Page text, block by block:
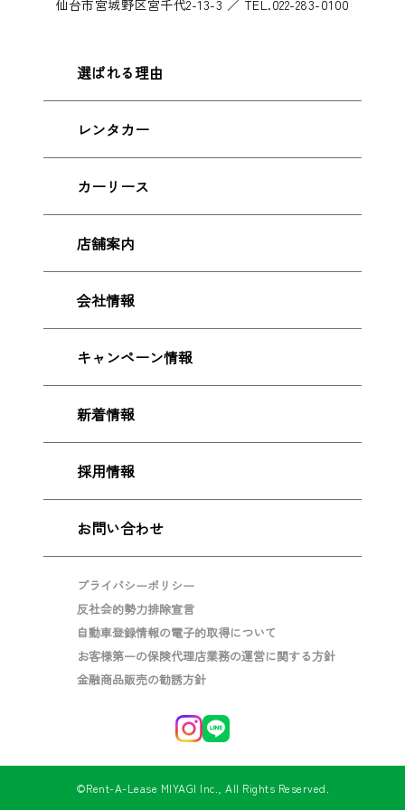
仙台市宮城野区宮千代2-13-3 ／ TEL.022-283-0100
選ばれる理由
レンタカー
カーリース
店舗案内
会社情報
キャンペーン情報
新着情報
採用情報
お問い合わせ
プライバシーポリシー
反社会的勢力排除宣言
自動車登録情報の電子的取得について
お客様第一の保険代理店業務の運営に関する方針
金融商品販売の勧誘方針
©Rent-A-Lease MIYAGI Inc., All Rights Reserved.